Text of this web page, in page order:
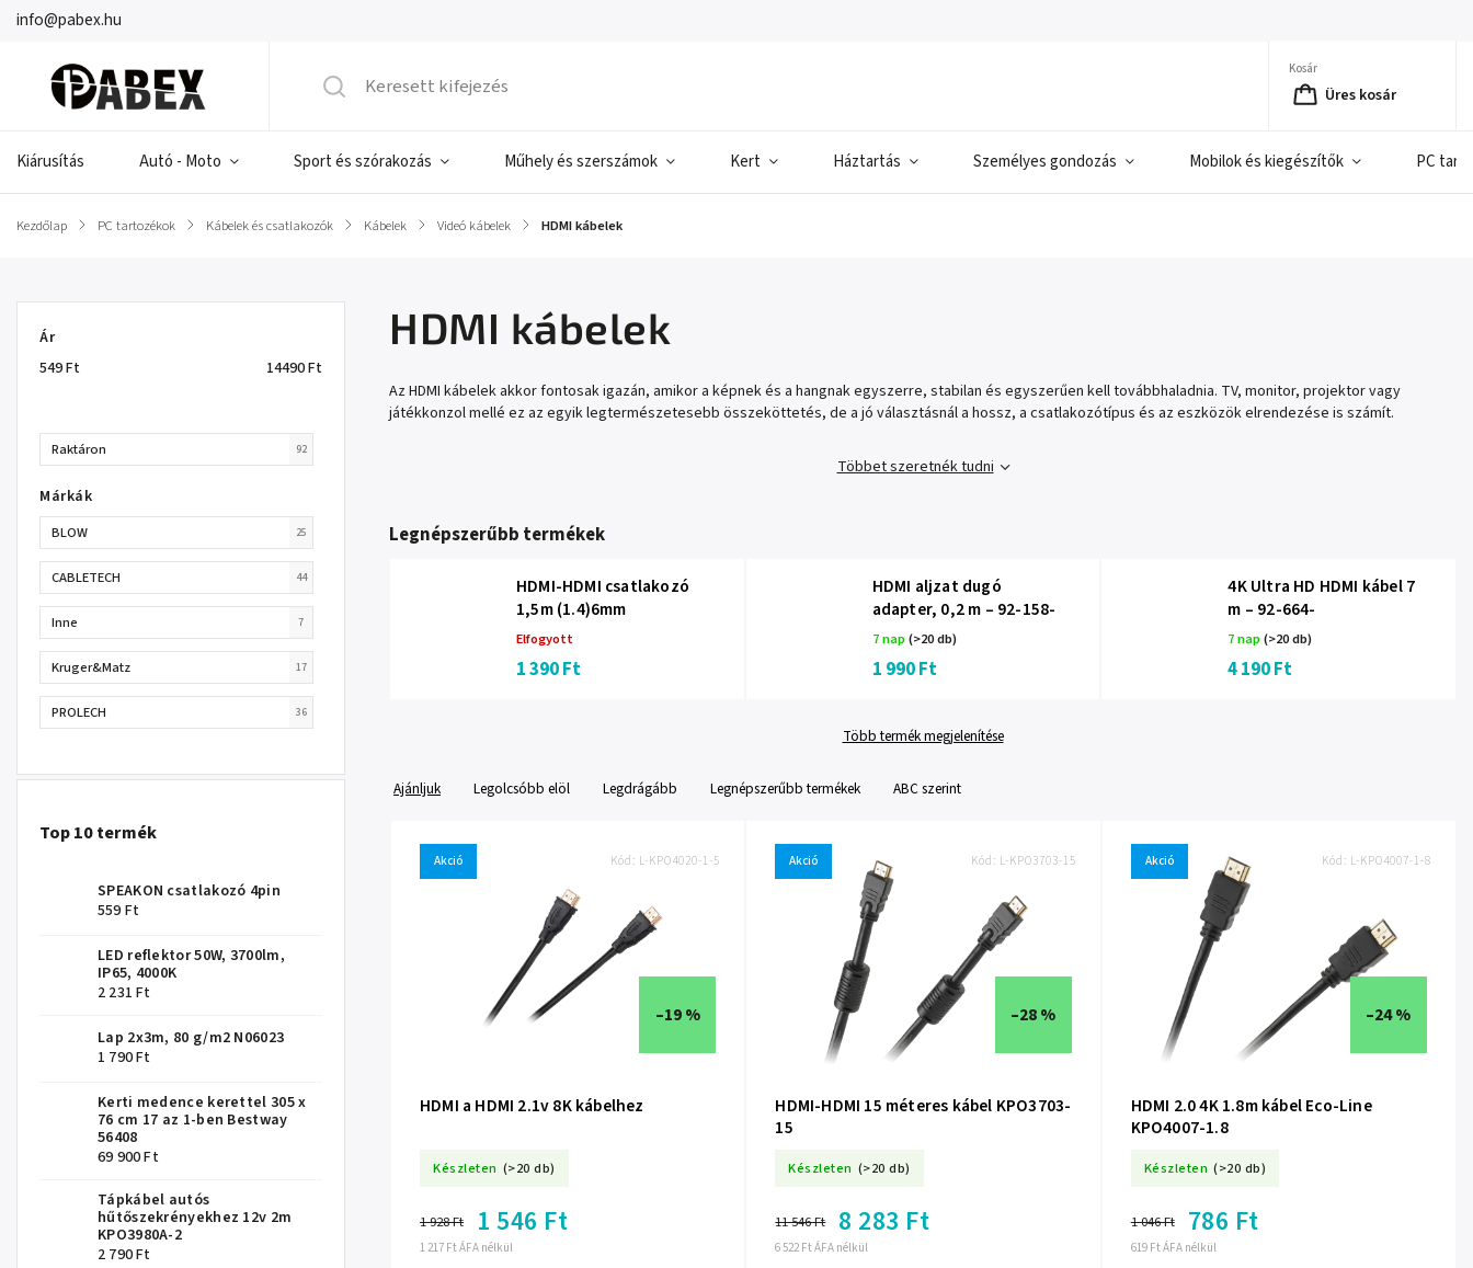
info@pabex.hu
Kosár
Üres kosár
Kiárusítás Autó - Moto Sport és szórakozás Műhely és szerszámok Kert Háztartás Személyes gondozás Mobilok és kiegészítők PC
Kezdőlap / PC tartozékok / Kábelek és csatlakozók / Kábelek / Videó kábelek / HDMI kábelek
Ár
549Ft 14490Ft
Raktáron 92
Márkák
BLOW 25
CABLETECH 44
Inne 7
Kruger&Matz 17
PROLECH 36
Top 10 termék
SPEAKON csatlakozó 4pin
559 Ft
LED reflektor 50W, 3700lm,
IP65, 4000K
2 231 Ft
Lap 2x3m, 80 g/m2 N06023
1 790 Ft
Kerti medence kerettel 305 x
76 cm 17 az 1-ben Bestway
56408
69 900 Ft
Tápkábel autós
hűtőszekrényekhez 12v 2m
KPO3980A-2
2 790 Ft
HDMI kábelek
Az HDMI kábelek akkor fontosak igazán, amikor a képnek és a hangnak egyszerre, stabilan és egyszerűen kell továbbhaladnia. TV, monitor, projektor vagy
játékkonzol mellé ez az egyik legtermészetesebb összeköttetés, de a jó választásnál a hossz, a csatlakozótípus és az eszközök elrendezése is számít.
Többet szeretnék tudni
Legnépszerűbb termékek
HDMI-HDMI csatlakozó
1,5m (1.4)6mm
Elfogyott
1 390 Ft
HDMI aljzat dugó
adapter, 0,2 m – 92-158-
7 nap(>20 db)
1 990 Ft
4K Ultra HD HDMI kábel 7
m – 92-664-
7 nap(>20 db)
4 190 Ft
Több termék megjelenítése
Ajánljuk Legolcsóbb elöl Legdrágább Legnépszerűbb termékek ABC szerint
Akció
–19 %
HDMI a HDMI 2.1v 8K kábelhez
Készleten (>20 db)
1 217 Ft ÁFA nélkül
1 928 Ft 1 546 Ft
Kód: L-KPO4020-1-5 Akció
–28 %
HDMI-HDMI 15 méteres kábel KPO3703-
15
Készleten (>20 db)
6 522 Ft ÁFA nélkül
11 546 Ft 8 283 Ft
Kód: L-KPO3703-15 Akció
–24 %
HDMI 2.0 4K 1.8m kábel Eco-Line
KPO4007-1.8
Készleten (>20 db)
619 Ft ÁFA nélkül
1 046 Ft 786 Ft
Kód: L-KPO4007-1-8